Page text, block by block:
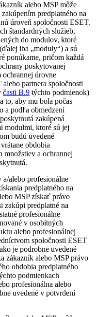
alebo MSP môže
predplatného na
úroveň spoločnosti ESET.
štandardných služieb,
do modulov, ktoré
iba „moduly“) a sú
ponúkame, pričom každá
poskytovanej
ochrannej úrovne
partnera spoločnosti
časti B.9 týchto podmienok)
to, aby mu bola počas
a podľa obmedzení
zakúpená
modulmi, ktoré sú jej
budú uvedené
obdobia
množstiev a ochrannej
a/alebo profesionálne
predplatného na
MSP získať právo
zakúpi predplatné na
profesionálne
v osobitných
alebo profesionálnej
spoločnosti ESET
je podrobne uvedené
zákazník alebo MSP právo
obdobia predplatného
podmienkach
profesionálna alebo
uvedené v potvrdení